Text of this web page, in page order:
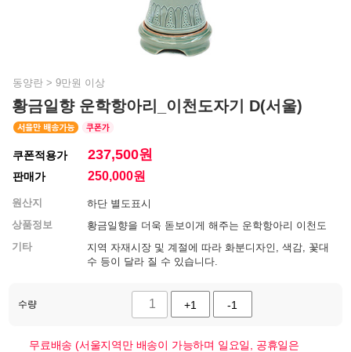
동양란 > 9만원 이상
황금일향 운학항아리_이천도자기 D(서울)
쿠폰적용가 237,500원
판매가 250,000원
원산지
하단 별도표시
상품정보
황금일향을 더욱 돋보이게 해주는 운학항아리 이천도
기타
지역 자재시장 및 계절에 따라 화분디자인, 색감, 꽃대
수 등이 달라 질 수 있습니다.
수량 +1 -1
무료배송 (서울지역만 배송이 가능하며 일요일, 공휴일은